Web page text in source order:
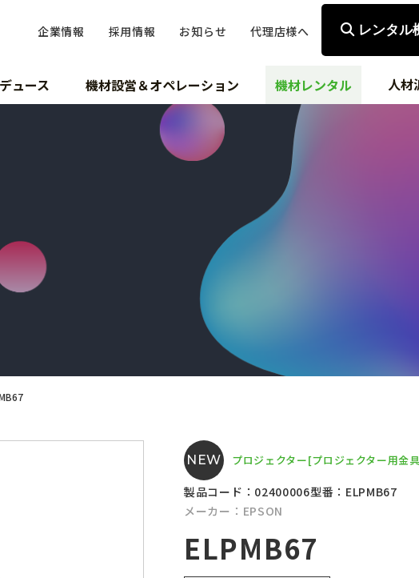
企業情報 採用情報 お知らせ 代理店様へ レンタル
ュース 機材設営＆オペレーション 機材レンタル 人材
NEW プロジェクター[プロジェクター用金
製品コード：02400006型番：ELPMB67
メーカー：EPSON
ELPMB67